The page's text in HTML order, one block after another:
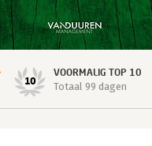
10
VOORMALIG TOP 10
Totaal 99 dagen